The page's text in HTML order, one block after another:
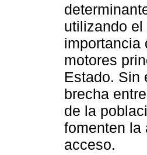
utilizando
importancia
motores
Estado. Sin
brecha
de la
fomenten la
acceso.